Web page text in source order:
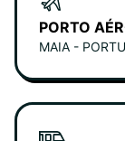
PORTO
MAIA -